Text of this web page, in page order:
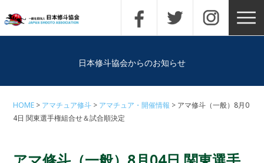
日本修斗協会からのお知らせ
HOME アマチュア修斗 アマチュア・開催情報
アマ修斗（一般）8月0
4日 関東選手権組合せ＆試合順決定